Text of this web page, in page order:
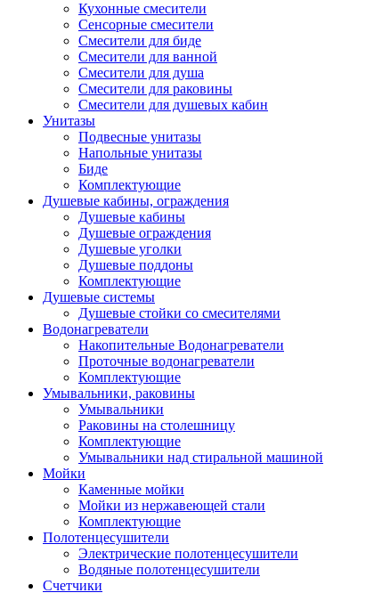
Кухонные смесители
Сенсорные смесители
Смесители для биде
Смесители для ванной
Смесители для душа
Смесители для раковины
Смесители для душевых кабин
Унитазы
Подвесные унитазы
Напольные унитазы
Биде
Комплектующие
Душевые кабины, ограждения
Душевые кабины
Душевые ограждения
Душевые уголки
Душевые поддоны
Комплектующие
Душевые системы
Душевые стойки со смесителями
Водонагреватели
Накопительные Водонагреватели
Проточные водонагреватели
Комплектующие
Умывальники, раковины
Умывальники
Раковины на столешницу
Комплектующие
Умывальники над стиральной машиной
Мойки
Каменные мойки
Мойки из нержавеющей стали
Комплектующие
Полотенцесушители
Электрические полотенцесушители
Водяные полотенцесушители
Счетчики